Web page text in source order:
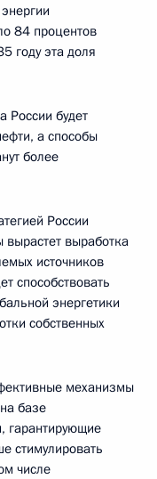
84 процентов
году эта доля
России будет
а способы
более
России
выработка
источников
способствовать
энергетики
собственных
механизмы
базе
гарантирующие
стимулировать
числе